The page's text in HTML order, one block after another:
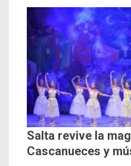
Salta revive la
Cascanueces y